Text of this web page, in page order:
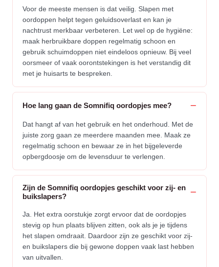
Voor de meeste mensen is dat veilig. Slapen met
oordoppen helpt tegen geluidsoverlast en kan je
nachtrust merkbaar verbeteren. Let wel op de hygiëne:
maak herbruikbare doppen regelmatig schoon en
gebruik schuimdoppen niet eindeloos opnieuw. Bij veel
oorsmeer of vaak oorontstekingen is het verstandig dit
met je huisarts te bespreken.
Hoe lang gaan de Somnifiq oordopjes mee?
Dat hangt af van het gebruik en het onderhoud. Met de
juiste zorg gaan ze meerdere maanden mee. Maak ze
regelmatig schoon en bewaar ze in het bijgeleverde
opbergdoosje om de levensduur te verlengen.
Zijn de Somnifiq oordopjes geschikt voor zij- en
buikslapers?
Ja. Het extra oorstukje zorgt ervoor dat de oordopjes
stevig op hun plaats blijven zitten, ook als je je tijdens
het slapen omdraait. Daardoor zijn ze geschikt voor zij-
en buikslapers die bij gewone doppen vaak last hebben
van uitvallen.